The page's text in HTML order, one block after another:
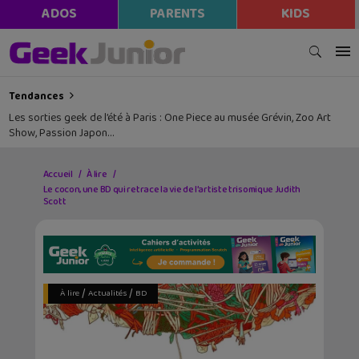
ADOS PARENTS KIDS
Tendances
Les sorties geek de l’été à Paris : One Piece au musée Grévin, Zoo Art
Show, Passion Japon…
Accueil
À lire
Le cocon, une BD qui retrace la vie de l’artiste trisomique Judith
Scott
À lire/ Actualités/ BD